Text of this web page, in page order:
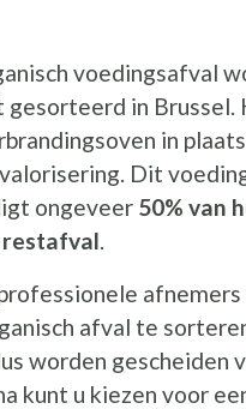
voedingsafval
in Brussel.
in
Dit
ongeveer 50% van
restafval
afnemers
afval te
worden gescheiden
kunt u kiezen voor